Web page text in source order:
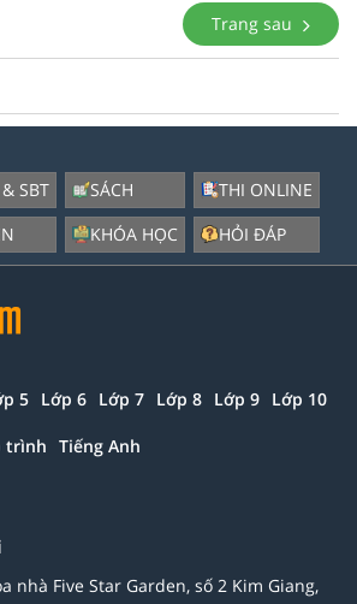
Trang sau
SBT
SÁCH
KHÓA HỌC
THI ONLINE
HỎI ĐÁP
5 Lớp 6 Lớp 7 Lớp 8 Lớp 9 Lớp 10
trình Tiếng Anh
nhà Five Star Garden, số 2 Kim Giang,